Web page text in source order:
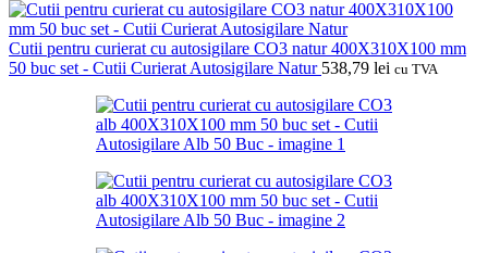
Cutii pentru curierat cu autosigilare CO3 natur 400X310X100 mm
50 buc set - Cutii Curierat Autosigilare Natur 538,79 lei cu TVA